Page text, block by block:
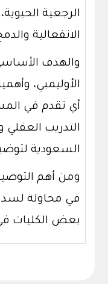
الرجعية
الانفعالية
والهدف
الأوليمبي،
أي تقدم في
التدريب العقلي
السعودية
ومن أهم
في محاولة لسد
بعض الكليات